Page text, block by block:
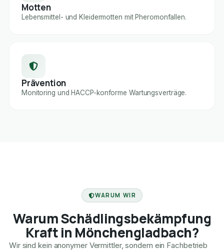
Motten
Lebensmittel- und Kleidermotten mit Pheromonfallen.
Prävention
Monitoring und HACCP-konforme Wartungsverträge.
WARUM WIR
Warum Schädlingsbekämpfung
Kraft in Mönchengladbach?
Wir sind kein anonymer Vermittler, sondern ein Fachbetrieb